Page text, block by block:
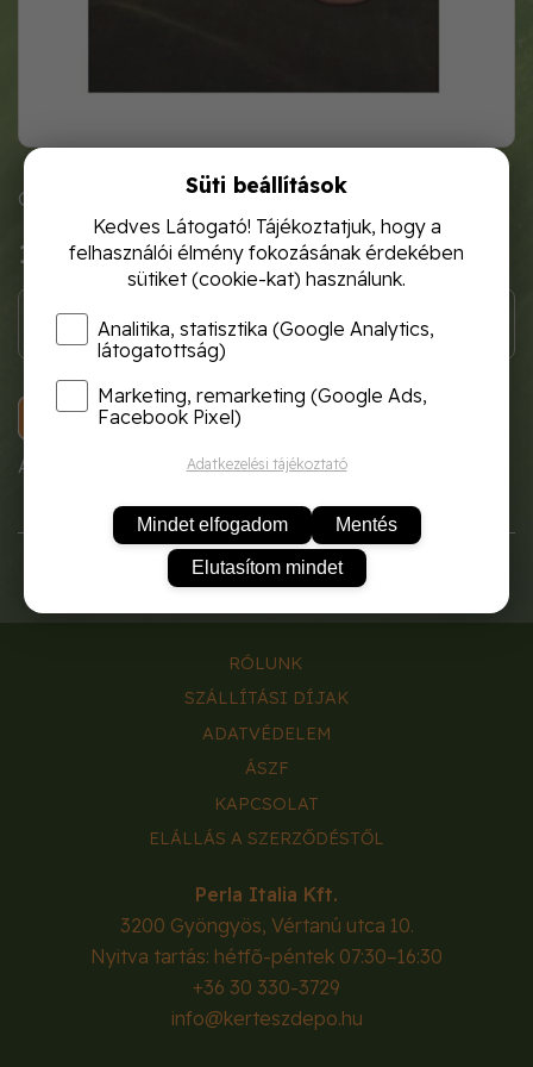
Cikkszám: Balatoni Rózsa 55/65
1 100 Ft
KOSÁRBA
A termék átmenetileg nem rendelhető!
RÓLUNK
SZÁLLÍTÁSI DÍJAK
ADATVÉDELEM
ÁSZF
KAPCSOLAT
ELÁLLÁS A SZERZŐDÉSTŐL
Perla Italia Kft.
3200 Gyöngyös, Vértanú utca 10.
Nyitva tartás: hétfő-péntek 07:30–16:30
+36 30 330-3729
info@kerteszdepo.hu
Süti beállítások
Kedves Látogató! Tájékoztatjuk, hogy a
felhasználói élmény fokozásának érdekében
sütiket (cookie-kat) használunk.
Analitika, statisztika (Google Analytics,
látogatottság)
Marketing, remarketing (Google Ads,
Facebook Pixel)
Adatkezelési tájékoztató
Mindet elfogadom Mentés
Elutasítom mindet